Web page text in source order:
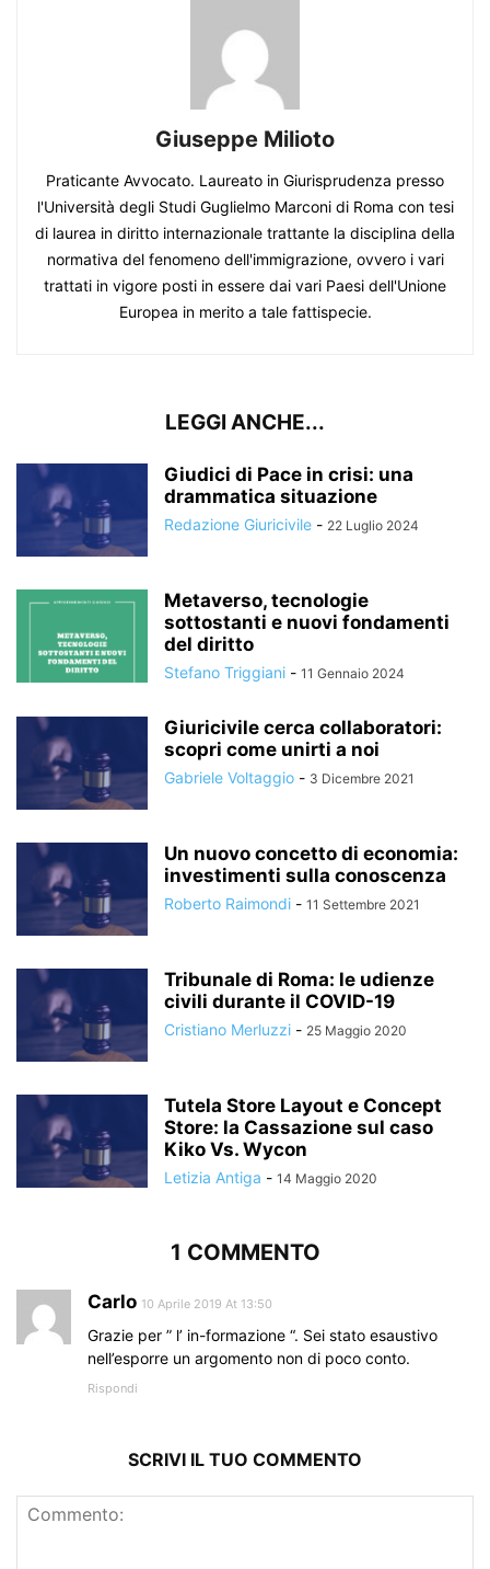
Giuseppe Milioto
Praticante Avvocato. Laureato in Giurisprudenza presso
l'Università degli Studi Guglielmo Marconi di Roma con tesi
di laurea in diritto internazionale trattante la disciplina della
normativa del fenomeno dell'immigrazione, ovvero i vari
trattati in vigore posti in essere dai vari Paesi dell'Unione
Europea in merito a tale fattispecie.
LEGGI ANCHE...
Giudici di Pace in crisi: una
drammatica situazione
Redazione Giuricivile - 22 Luglio 2024
Metaverso, tecnologie
sottostanti e nuovi fondamenti
del diritto
Stefano Triggiani - 11 Gennaio 2024
Giuricivile cerca collaboratori:
scopri come unirti a noi
Gabriele Voltaggio - 3 Dicembre 2021
Un nuovo concetto di economia:
investimenti sulla conoscenza
Roberto Raimondi - 11 Settembre 2021
Tribunale di Roma: le udienze
civili durante il COVID-19
Cristiano Merluzzi - 25 Maggio 2020
Tutela Store Layout e Concept
Store: la Cassazione sul caso
Kiko Vs. Wycon
Letizia Antiga - 14 Maggio 2020
1 COMMENTO
Carlo 10 Aprile 2019 At 13:50
Grazie per ” l’ in-formazione “. Sei stato esaustivo
nell’esporre un argomento non di poco conto.
Rispondi
SCRIVI IL TUO COMMENTO